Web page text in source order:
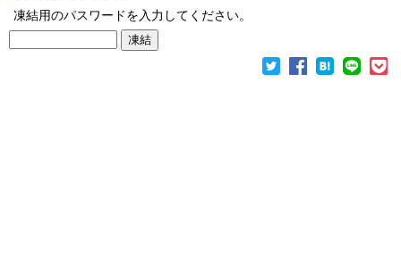
凍結用のパスワードを入力してください。